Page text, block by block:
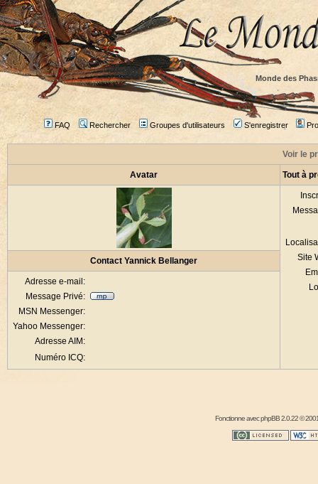
Monde des
FAQ Rechercher Groupes d'utilisateurs S'enregistrer
Voir le
Avatar Tout à
Site
Contact Yannick Bellanger
Adresse e-mail:
Message Privé:
MSN Messenger:
Yahoo Messenger:
Adresse AIM:
Numéro ICQ:
Fonctionne avecphpBB2.0.22 ©